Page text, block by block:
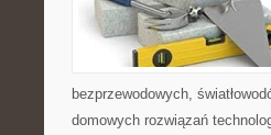
bezprzewodowych,
domowych rozwiązań